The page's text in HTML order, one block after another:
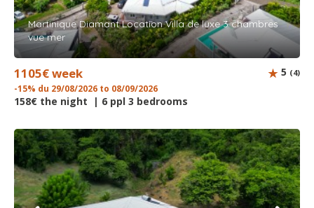
Martinique Diamant Location Villa de luxe 3 chambres
vue mer
1105€ week
-15% du 29/08/2026 to 08/09/2026
158€ the night | 6 ppl 3 bedrooms
5 (4)